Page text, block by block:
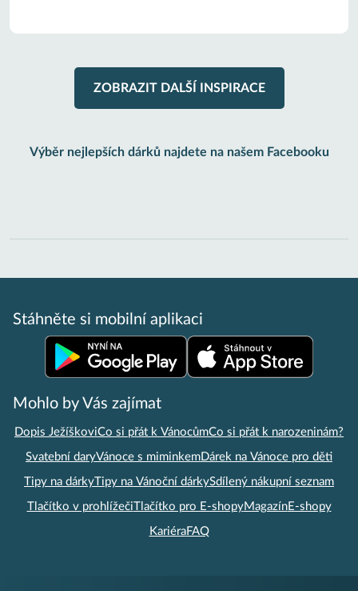
ZOBRAZIT DALŠÍ INSPIRACE
Výběr nejlepších dárků najdete na našem Facebooku
Stáhněte si mobilní aplikaci
Mohlo by Vás zajímat
Dopis JežíškoviCo si přát k VánocůmCo si přát k narozeninám?
Svatební daryVánoce s miminkemDárek na Vánoce pro děti
Tipy na dárkyTipy na Vánoční dárkySdílený nákupní seznam
Tlačítko v prohlížečiTlačítko pro E-shopyMagazínE-shopy
KariéraFAQ